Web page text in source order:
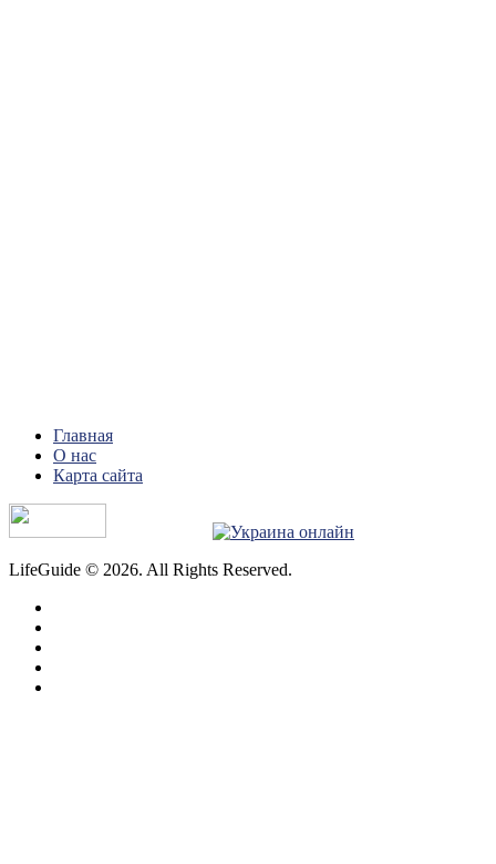
Главная
О нас
Карта сайта
LifeGuide © 2026. All Rights Reserved.